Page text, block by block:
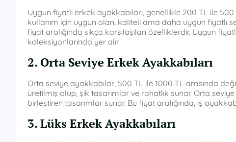
Uygun fiyatlı erkek ayakkabıları, genellikle 200 TL ile
kullanım için uygun olan, kaliteli ama daha uygun fiyatlı
fiyat aralığında sıkça karşılaşılan özelliklerdir. Uygun
koleksiyonlarında yer alır.
2. Orta Seviye Erkek Ayakkabıları
Orta seviye ayakkabılar, 500 TL ile 1000 TL arasında
üretilmiş olup, şık tasarımlar ve rahatlık sunar. Orta
birleştiren tasarımlar sunar. Bu fiyat aralığında, iş
3. Lüks Erkek Ayakkabıları